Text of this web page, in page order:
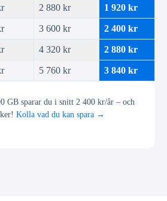
2 880 kr 1 920 kr
3 600 kr 2 400 kr
4 320 kr 2 880 kr
5 760 kr 3 840 kr
GB sparar du i snitt 2 400 kr/år – och
Kolla vad du kan spara →